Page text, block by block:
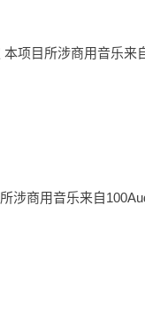
本项目所涉商用音乐来
涉商用音乐来自